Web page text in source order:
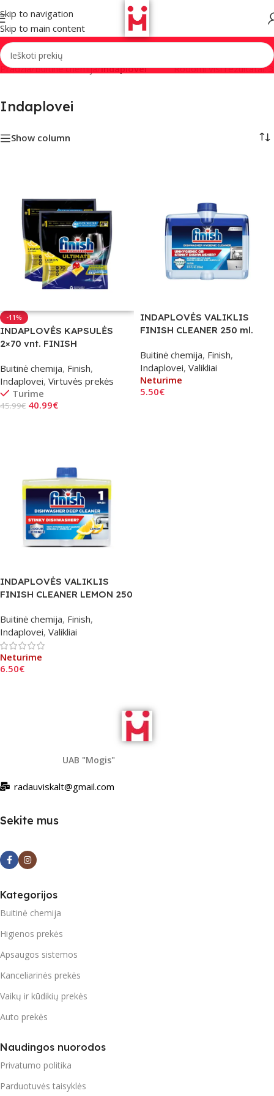
Skip to navigation
Skip to main content
Pradžia/Buitinė chemija/Indaplovei Rodomi visi rezultatai: 3
Indaplovei
Show column
-11%
INDAPLOVĖS KAPSULĖS
2×70 vnt. FINISH
Buitinė chemija, Finish,
Indaplovei, Virtuvės prekės
Turime
45.99€ 40.99€
INDAPLOVĖS VALIKLIS
FINISH CLEANER 250 ml.
Buitinė chemija, Finish,
Indaplovei, Valikliai
Neturime
5.50€
INDAPLOVĖS VALIKLIS
FINISH CLEANER LEMON 250
Buitinė chemija, Finish,
Indaplovei, Valikliai
Neturime
6.50€
UAB "Mogis"
radauviskalt@gmail.com
Sekite mus
Kategorijos
Buitinė chemija
Higienos prekės
Apsaugos sistemos
Kanceliarinės prekės
Vaikų ir kūdikių prekės
Auto prekės
Naudingos nuorodos
Privatumo politika
Parduotuvės taisyklės